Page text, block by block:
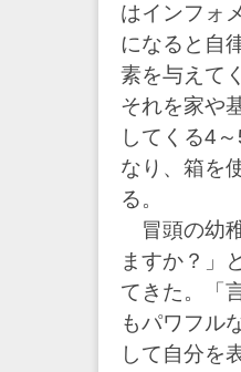
はインフォ
になると自
素を与えて
それを家や
してくる4
なり、箱を
る。
冒頭の幼
ますか？」
てきた。「
もパワフル
して自分を